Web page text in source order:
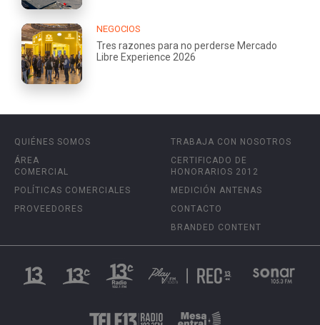
NEGOCIOS
Tres razones para no perderse Mercado
Libre Experience 2026
QUIÉNES SOMOS
ÁREA
COMERCIAL
POLÍTICAS COMERCIALES
PROVEEDORES
TRABAJA CON NOSOTROS
CERTIFICADO DE
HONORARIOS 2012
MEDICIÓN ANTENAS
CONTACTO
BRANDED CONTENT